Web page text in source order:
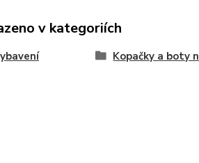
v kategoriích
Kopačky a boty